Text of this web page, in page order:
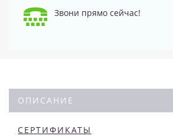
Звони прямо сейчас!
ОПИСАНИЕ
СЕРТИФИКАТЫ